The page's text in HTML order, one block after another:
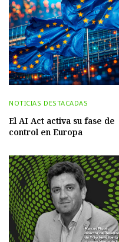
NOTICIAS DESTACADAS
El AI Act activa su fase de
control en Europa